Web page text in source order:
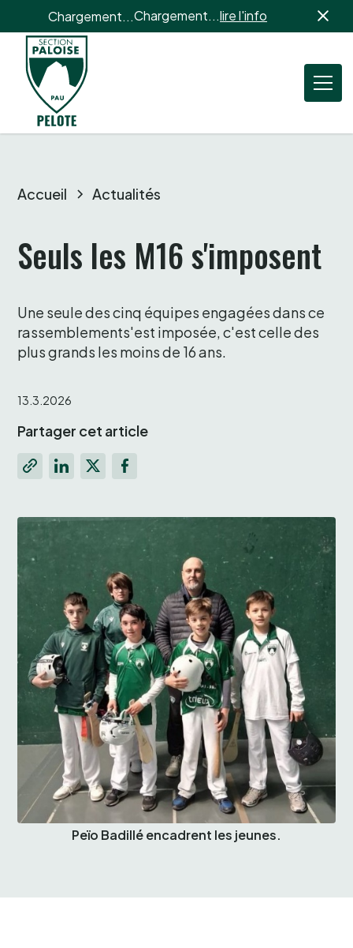
Chargement...Chargement...lire l'info
Accueil Actualités
Seuls les M16 s'imposent
Une seule des cinq équipes engagées dans ce
rassemblements'est imposée, c'est celle des
plus grands les moins de 16 ans.
13.3.2026
Partager cet article
Peïo Badillé encadrent les jeunes.